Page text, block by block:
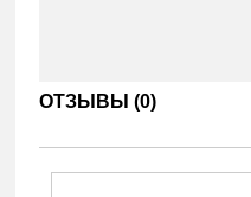
ОТЗЫВЫ (0)